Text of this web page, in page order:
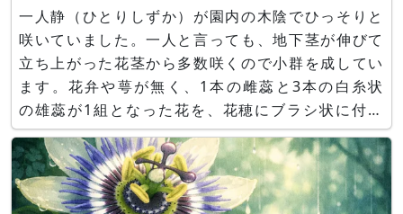
一人静（ひとりしずか）が園内の木陰でひっそりと
咲いていました。一人と言っても、地下茎が伸びて
立ち上がった花茎から多数咲くので小群を成してい
ます。花弁や萼が無く、1本の雌蕊と3本の白糸状
の雄蕊が1組となった花を、花穂にブラシ状に付け
ます。静とはドラエモンのしずかちゃん、こと源
静香さんのことではなく、源義経の愛妾「静御前」
のことです。白拍子をしていた静御前の舞姿の美し
さにあやかって花名が付けられまし